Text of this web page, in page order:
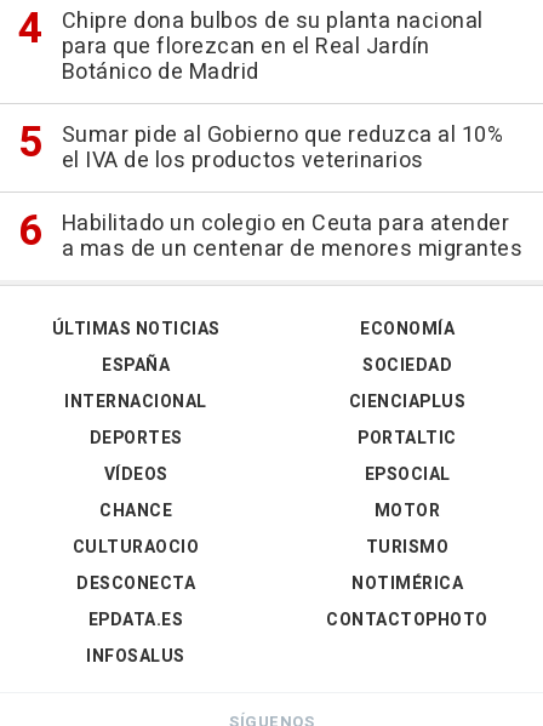
Chipre dona bulbos de su planta nacional
para que florezcan en el Real Jardín
Botánico de Madrid
Sumar pide al Gobierno que reduzca al 10%
el IVA de los productos veterinarios
Habilitado un colegio en Ceuta para atender
a mas de un centenar de menores migrantes
ÚLTIMAS NOTICIAS
ESPAÑA
INTERNACIONAL
DEPORTES
VÍDEOS
ECONOMÍA
SOCIEDAD
CIENCIAPLUS
PORTALTIC
EPSOCIAL
CHANCE
CULTURAOCIO
DESCONECTA
EPDATA.ES
INFOSALUS
MOTOR
TURISMO
NOTIMÉRICA
CONTACTOPHOTO